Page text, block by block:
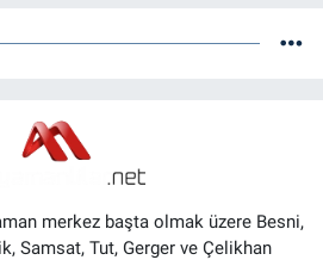
merkez başta olmak üzere Besni,
Samsat, Tut, Gerger ve Çelikhan